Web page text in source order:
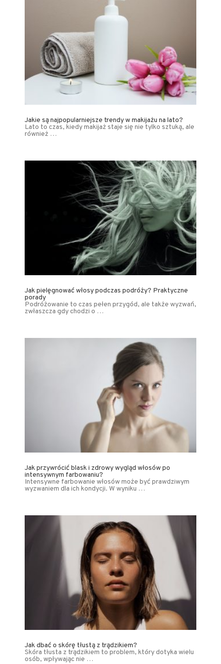
Jakie są najpopularniejsze trendy w makijażu na lato?
Lato to czas, kiedy makijaż staje się nie tylko sztuką, ale
również …
Jak pielęgnować włosy podczas podróży? Praktyczne
porady
Podróżowanie to czas pełen przygód, ale także wyzwań,
zwłaszcza gdy chodzi o …
Jak przywrócić blask i zdrowy wygląd włosów po
intensywnym farbowaniu?
Intensywne farbowanie włosów może być prawdziwym
wyzwaniem dla ich kondycji. W wyniku …
Jak dbać o skórę tłustą z trądzikiem?
Skóra tłusta z trądzikiem to problem, który dotyka wielu
osób, wpływając nie …